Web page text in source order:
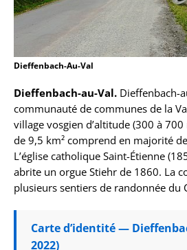
Dieffenbach-Au-Val
Dieffenbach-au-Val. Dieffenbach-
communauté de communes de la
village vosgien d’altitude (300 à
de 9,5 km² comprend en majorité
L’église catholique Saint-Étienne
abrite un orgue Stiehr de 1860. La
plusieurs sentiers de randonnée du
Carte d’identité —
2022)